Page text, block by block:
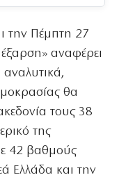
την Πέμπτη 27
έξαρση» αναφέρει
αναλυτικά,
θα
τους 38
της
42 βαθμούς
Ελλάδα και την